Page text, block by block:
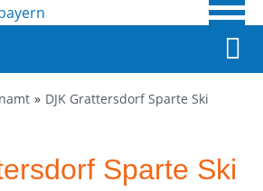
DJK Grattersdorf Sparte Ski
Sparte Ski